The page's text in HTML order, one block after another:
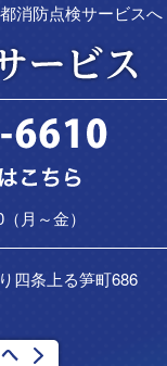
消防点検サービスへ
月～金）
四条上る笋町686